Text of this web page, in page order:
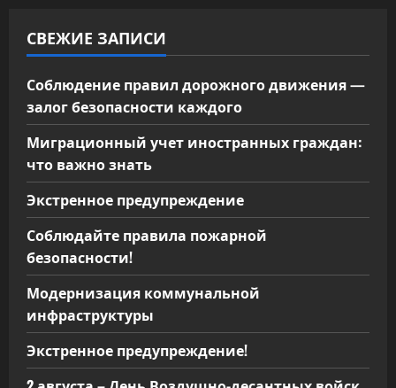
я
м
СВЕЖИЕ ЗАПИСИ
Соблюдение правил дорожного движения —
залог безопасности каждого
Миграционный учет иностранных граждан:
что важно знать
Экстренное предупреждение
Соблюдайте правила пожарной
безопасности!
Модернизация коммунальной
инфраструктуры
Экстренное предупреждение!